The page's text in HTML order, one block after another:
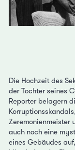
Die Hochzeit des
der Tochter seines
Reporter belagern
Zeremonienmeister
auch noch eine
eines Gebäudes